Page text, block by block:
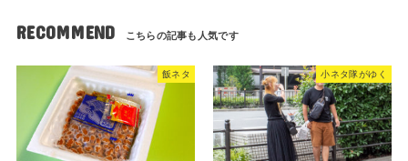
RECOMMEND
飯ネタ 小ネタ隊がゆく